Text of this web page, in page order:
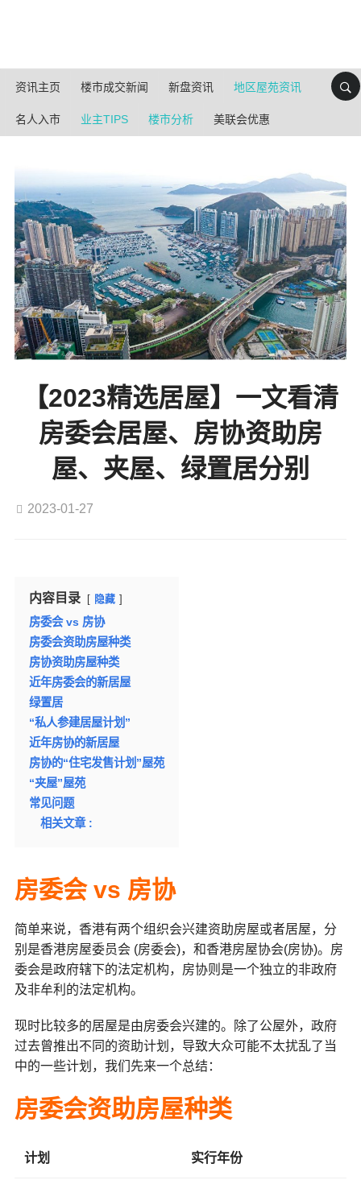
资讯主页 楼市成交新闻 新盘资讯 地区屋苑资讯
名人入市 业主TIPS 楼市分析 美联会优惠
【2023精选居屋】一文看清
房委会居屋、房协资助房
屋、夹屋、绿置居分别
2023-01-27
内容目录 隐藏
房委会 vs 房协
房委会资助房屋种类
房协资助房屋种类
近年房委会的新居屋
绿置居
“私人参建居屋计划”
近年房协的新居屋
房协的“住宅发售计划”屋苑
“夹屋”屋苑
常见问题
相关文章 :
房委会 vs 房协
简单来说，香港有两个组织会兴建资助房屋或者居屋，分
别是香港房屋委员会 (房委会)，和香港房屋协会(房协)。房
委会是政府辖下的法定机构，房协则是一个独立的非政府
及非牟利的法定机构。
现时比较多的居屋是由房委会兴建的。除了公屋外，政府
过去曾推出不同的资助计划，导致大众可能不太扰乱了当
中的一些计划，我们先来一个总结：
房委会资助房屋种类
计划 实行年份